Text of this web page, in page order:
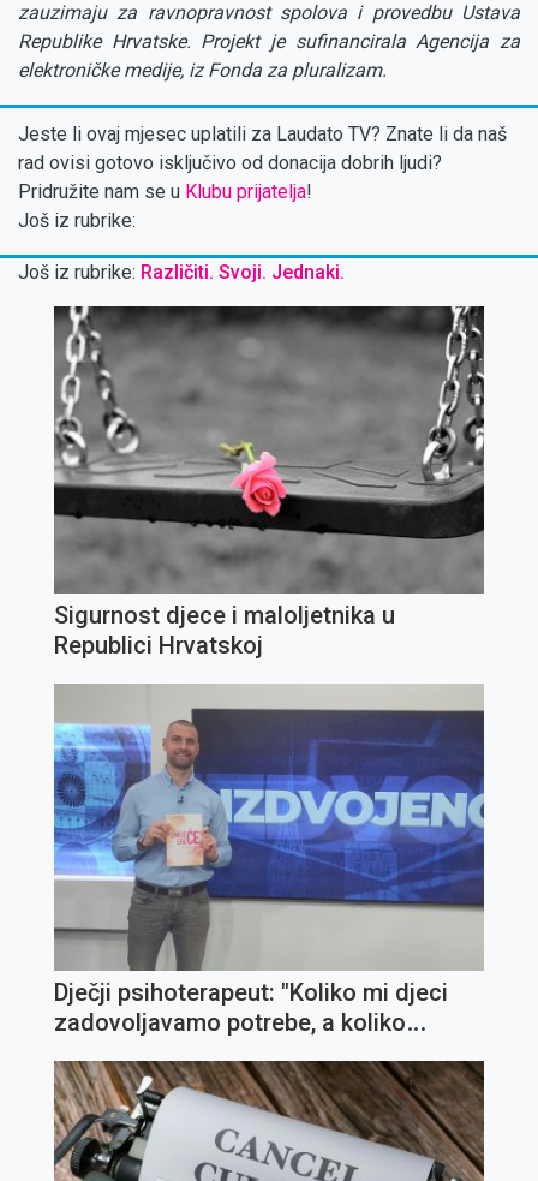
zauzimaju za ravnopravnost spolova i provedbu Ustava
Republike Hrvatske. Projekt je sufinancirala Agencija za
elektroničke medije, iz Fonda za pluralizam.
Jeste li ovaj mjesec uplatili za Laudato TV? Znate li da naš
rad ovisi gotovo isključivo od donacija dobrih ljudi?
Pridružite nam se u Klubu prijatelja!
Još iz rubrike:
Još iz rubrike: Različiti. Svoji. Jednaki.
Sigurnost djece i maloljetnika u
Republici Hrvatskoj
Dječji psihoterapeut: "Koliko mi djeci
zadovoljavamo potrebe, a koliko